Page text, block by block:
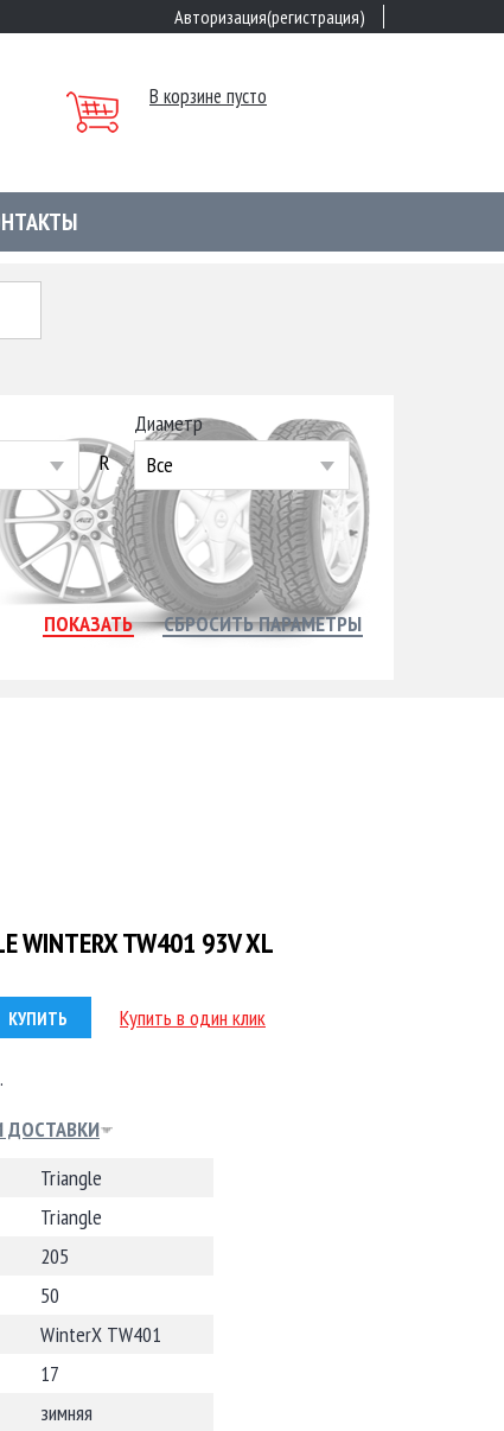
Авторизация(регистрация)
В корзине пусто
R
Диаметр
Все
WINTERX TW401 93V XL
КУПИТЬ Купить в один клик
ДОСТАВКИ
Triangle
Triangle
205
50
WinterX TW401
17
зимняя